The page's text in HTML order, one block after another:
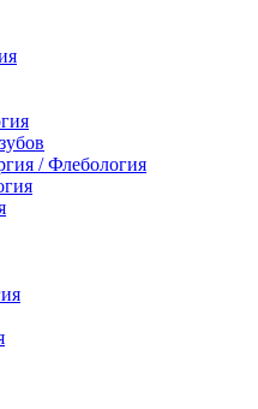
/ Флебология